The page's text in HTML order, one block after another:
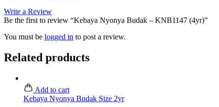
Write a Review
Be the first to review “Kebaya Nyonya Budak – KNB1147 (4yr)”
You must be logged in to post a review.
Related products
Add to cart
Kebaya Nyonya Budak Size 2yr